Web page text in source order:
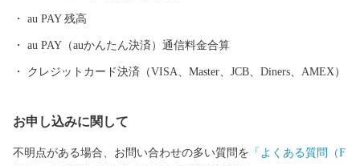
au PAY 残高
au PAY（auかんたん決済）通信料金合算
クレジットカード決済（VISA、Master、JCB、Diners、AMEX）
お申し込みに関して
不明点がある場合、お問い合わせの多い質問を 「よくある質問（F